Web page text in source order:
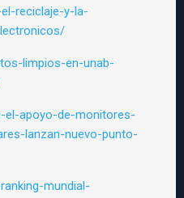
reciclaje-y-la-
limpios-en-unab-
el-apoyo-de-monitores-
lanzan-nuevo-punto-
mundial-